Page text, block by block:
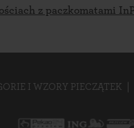
z paczkomatami
I WZORY PIECZĄTEK